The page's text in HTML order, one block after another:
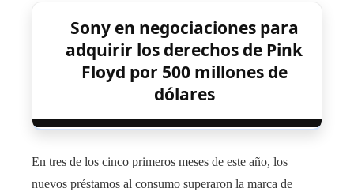
Sony en negociaciones para
adquirir los derechos de Pink
Floyd por 500 millones de
dólares
En tres de los cinco primeros meses de este año, los
nuevos préstamos al consumo superaron la marca de